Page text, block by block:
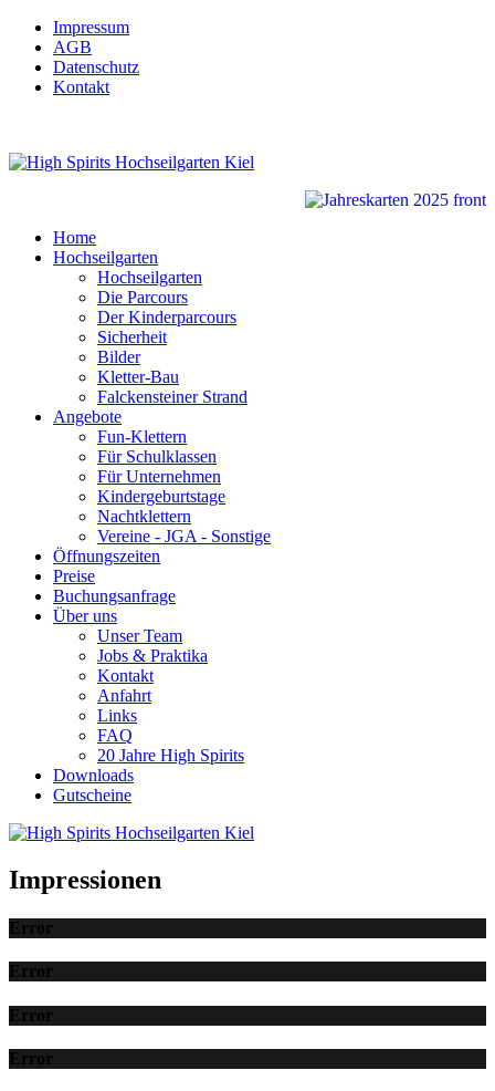
Impressum
AGB
Datenschutz
Kontakt
Home
Hochseilgarten
Hochseilgarten
Die Parcours
Der Kinderparcours
Sicherheit
Bilder
Kletter-Bau
Falckensteiner Strand
Angebote
Fun-Klettern
Für Schulklassen
Für Unternehmen
Kindergeburtstage
Nachtklettern
Vereine - JGA - Sonstige
Öffnungszeiten
Preise
Buchungsanfrage
Über uns
Unser Team
Jobs & Praktika
Kontakt
Anfahrt
Links
FAQ
20 Jahre High Spirits
Downloads
Gutscheine
Impressionen
Error
Error
Error
Error